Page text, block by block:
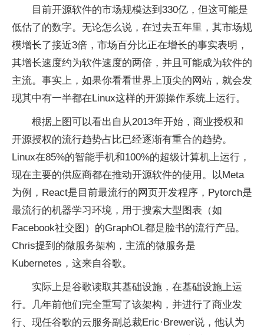
目前开源软件的市场规模达到330亿，但这可能是
低估了的数字。无论怎么说，在过去五年里，其市场规
模增长了接近3倍，市场百分比正在增长的事实表明，
其增长速度约为软件速度的两倍，并且可能成为软件的
主流。事实上，如果你看看世界上顶尖的网站，就会发
现其中有一半都在Linux这样的开源操作系统上运行。
根据上图可以看出自从2013年开始，商业授权和
开源授权的流行趋势占比已经逐渐有重合的趋势。
Linux在85%的智能手机和100%的超级计算机上运行，
现在主要的供应商都在推动开源软件的使用。以Meta
为例，React是目前最流行的网页开发程序，Pytorch是
最流行的机器学习环境，用于搜索大型图表（如
Facebook社交图）的GraphOL都是脸书的流行产品。
Chris提到的微服务架构，主流的微服务是
Kubernetes，这来自谷歌。
实际上是谷歌读取其基础设施，在基础设施上运
行。几年前他们完全重写了该架构，并进行了商业发
行、现任谷歌的云服务副总裁Eric·Brewer说，他认为